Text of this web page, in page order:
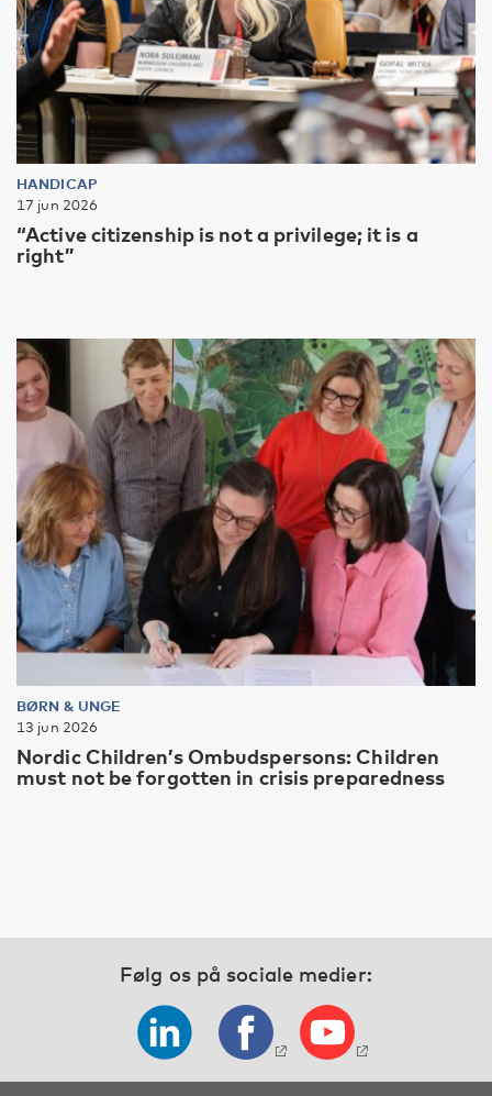
HANDICAP
17 jun 2026
“Active citizenship is not a privilege; it is a
right”
BØRN & UNGE
13 jun 2026
Nordic Children’s Ombudspersons: Children
must not be forgotten in crisis preparedness
Følg os på sociale medier: